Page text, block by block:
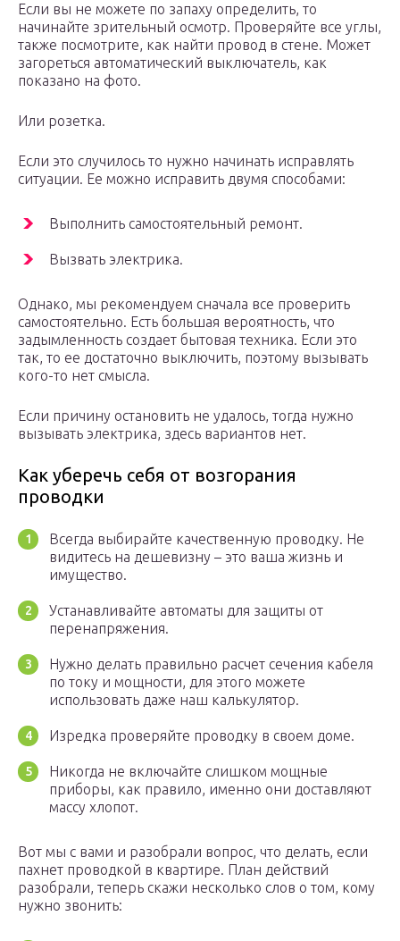
Если вы не можете по запаху определить, то
начинайте зрительный осмотр. Проверяйте все углы,
также посмотрите, как найти провод в стене. Может
загореться автоматический выключатель, как
показано на фото.
Или розетка.
Если это случилось то нужно начинать исправлять
ситуации. Ее можно исправить двумя способами:
Выполнить самостоятельный ремонт.
Вызвать электрика.
Однако, мы рекомендуем сначала все проверить
самостоятельно. Есть большая вероятность, что
задымленность создает бытовая техника. Если это
так, то ее достаточно выключить, поэтому вызывать
кого-то нет смысла.
Если причину остановить не удалось, тогда нужно
вызывать электрика, здесь вариантов нет.
Как уберечь себя от возгорания
проводки
Всегда выбирайте качественную проводку. Не
видитесь на дешевизну – это ваша жизнь и
имущество.
Устанавливайте автоматы для защиты от
перенапряжения.
Нужно делать правильно расчет сечения кабеля
по току и мощности, для этого можете
использовать даже наш калькулятор.
Изредка проверяйте проводку в своем доме.
Никогда не включайте слишком мощные
приборы, как правило, именно они доставляют
массу хлопот.
Вот мы с вами и разобрали вопрос, что делать, если
пахнет проводкой в квартире. План действий
разобрали, теперь скажи несколько слов о том, кому
нужно звонить: